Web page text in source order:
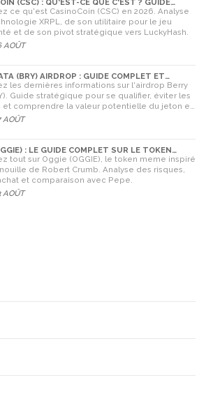
(CSC) : QU'EST-CE QUE C'EST ? GUIDE
TOKENOMICS ET AVENIR EN 2026
ce qu'est CasinoCoin (CSC) en 2026. Analyse
XRPL, de son utilitaire pour le jeu
et de son pivot stratégique vers LuckyHash.
AOÛT
(BRY) AIRDROP : GUIDE COMPLET ET
POUR NE RIEN RATER
les dernières informations sur l'airdrop Berry
Guide stratégique pour se qualifier, éviter les
et comprendre la valeur potentielle du jeton en
AOÛT
: LE GUIDE COMPLET SUR LE TOKEN
LA GRENOUILLE
tout sur Oggie (OGGIE), le token meme inspiré
de Robert Crumb. Analyse des risques,
et comparaison avec Pepe.
AOÛT